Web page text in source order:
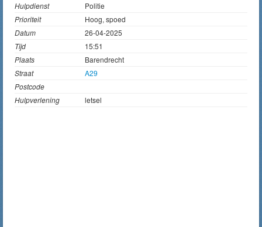
Hulpdienst
Politie
Prioriteit
Hoog, spoed
Datum
26-04-2025
Tijd
15:51
Plaats
Barendrecht
Straat
A29
Postcode
Hulpverlening
letsel